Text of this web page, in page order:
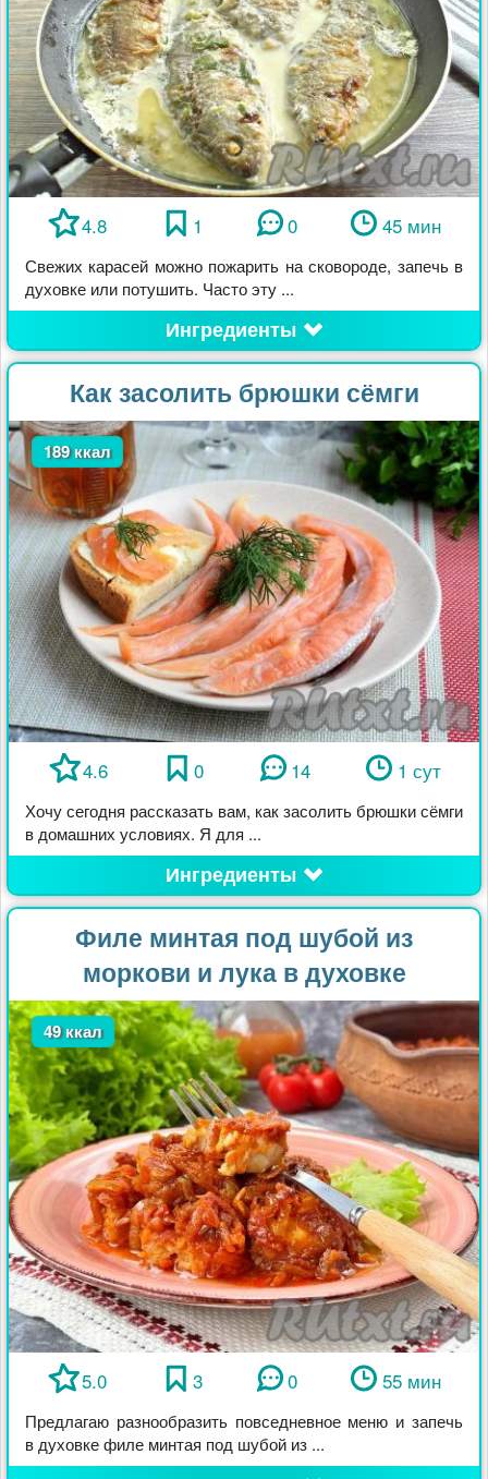
4.8 1 0 45 мин
Свежих карасей можно пожарить на сковороде, запечь в
духовке или потушить. Часто эту ...
Ингредиенты
Как засолить брюшки сёмги
189 ккал
4.6 0 14 1 сут
Хочу сегодня рассказать вам, как засолить брюшки сёмги
в домашних условиях. Я для ...
Ингредиенты
Филе минтая под шубой из
моркови и лука в духовке
49 ккал
5.0 3 0 55 мин
Предлагаю разнообразить повседневное меню и запечь
в духовке филе минтая под шубой из ...